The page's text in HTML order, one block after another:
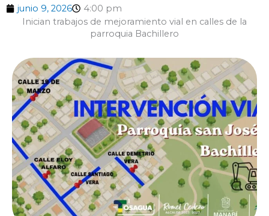
junio 9, 2026
4:00 pm
Inician trabajos de mejoramiento vial en calles de la
parroquia Bachillero